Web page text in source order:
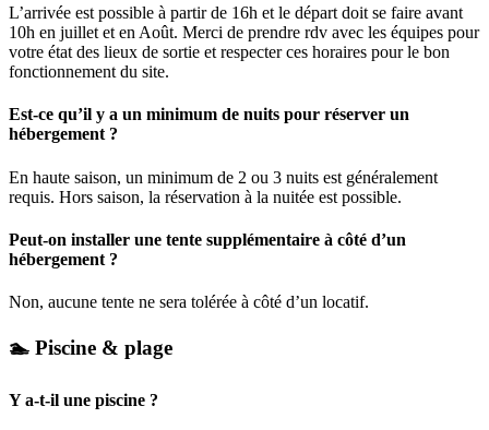
L’arrivée est possible à partir de 16h et le départ doit se faire avant
10h en juillet et en Août. Merci de prendre rdv avec les équipes pour
votre état des lieux de sortie et respecter ces horaires pour le bon
fonctionnement du site.
Est-ce qu’il y a un minimum de nuits pour réserver un
hébergement ?
En haute saison, un minimum de 2 ou 3 nuits est généralement
requis. Hors saison, la réservation à la nuitée est possible.
Peut-on installer une tente supplémentaire à côté d’un
hébergement ?
Non, aucune tente ne sera tolérée à côté d’un locatif.
🏊 Piscine & plage
Y a-t-il une piscine ?